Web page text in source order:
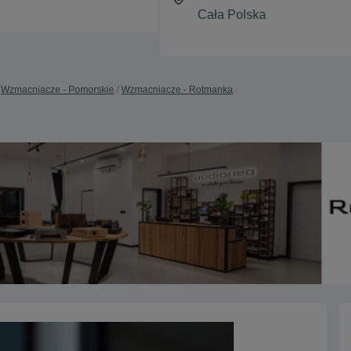
Wzmacniacze - Pomorskie Wzmacniacze - Rotmanka